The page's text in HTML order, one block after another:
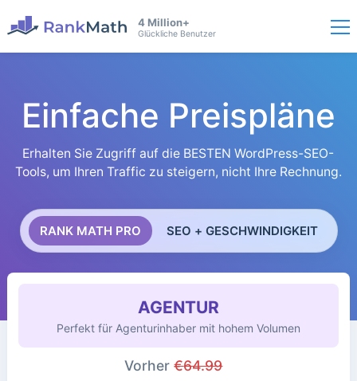
4 Million+
Glückliche Benutzer
Einfache Preispläne
Erhalten Sie Zugriff auf die BESTEN WordPress-SEO-
Tools, um Ihren Traffic zu steigern, nicht Ihre Rechnung.
RANK MATH PRO SEO + GESCHWINDIGKEIT
AGENTUR
Perfekt für Agenturinhaber mit hohem Volumen
Vorher€64.99